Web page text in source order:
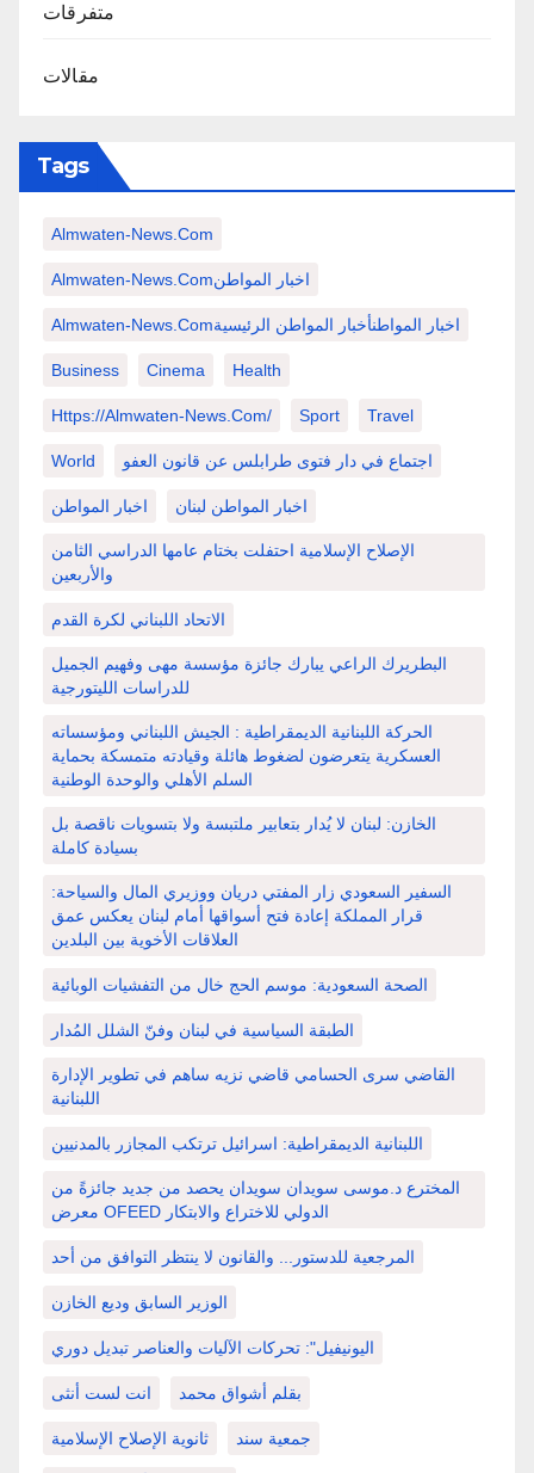
متفرقات
مقالات
Tags
Almwaten-News.com
Almwaten-News.comاخبار المواطن
Almwaten-News.comاخبار المواطنأخبار المواطن الرئيسية
Business Cinema Health
Https://almwaten-News.com/ Sport Travel
World اجتماع في دار فتوى طرابلس عن قانون العفو
اخبار المواطن اخبار المواطن لبنان
الإصلاح الإسلامية احتفلت بختام عامها الدراسي الثامن
والأربعين
الاتحاد اللبناني لكرة القدم
البطريرك الراعي يبارك جائزة مؤسسة مهى وفهيم الجميل
للدراسات الليتورجية
الحركة اللبنانية الديمقراطية : الجيش اللبناني ومؤسساته
العسكرية يتعرضون لضغوط هائلة وقيادته متمسكة بحماية
السلم الأهلي والوحدة الوطنية
الخازن: لبنان لا يُدار بتعابير ملتبسة ولا بتسويات ناقصة بل
بسيادة كاملة
السفير السعودي زار المفتي دريان ووزيري المال والسياحة:
قرار المملكة إعادة فتح أسواقها أمام لبنان يعكس عمق
العلاقات الأخوية بين البلدين
الصحة السعودية: موسم الحج خال من التفشيات الوبائية
الطبقة السياسية في لبنان وفنّ الشلل المُدار
القاضي سرى الحسامي قاضي نزيه ساهم في تطوير الإدارة
اللبنانية
اللبنانية الديمقراطية: اسرائيل ترتكب المجازر بالمدنيين
المخترع د.موسى سويدان سويدان يحصد من جديد جائزةً من
معرض OFEED الدولي للاختراع والابتكار
المرجعية للدستور... والقانون لا ينتظر التوافق من أحد
الوزير السابق وديع الخازن
اليونيفيل": تحركات الآليات والعناصر تبديل دوري
انت لست أنثى بقلم أشواق محمد
ثانوية الإصلاح الإسلامية جمعية سند